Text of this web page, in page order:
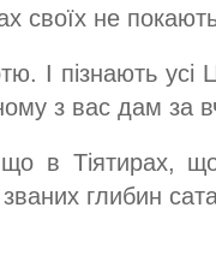
своїх не
І пізнають
з вас дам за
в Тіятирах,
глибин